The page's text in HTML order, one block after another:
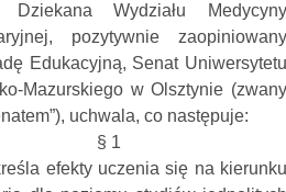
Dziekana Wydziału Medycyny
pozytywnie zaopiniowany
Edukacyjną, Senat Uniwersytetu
Mazurskiego w Olsztynie (zwany
uchwala, co następuje:
§ 1
efekty uczenia się na kierunku